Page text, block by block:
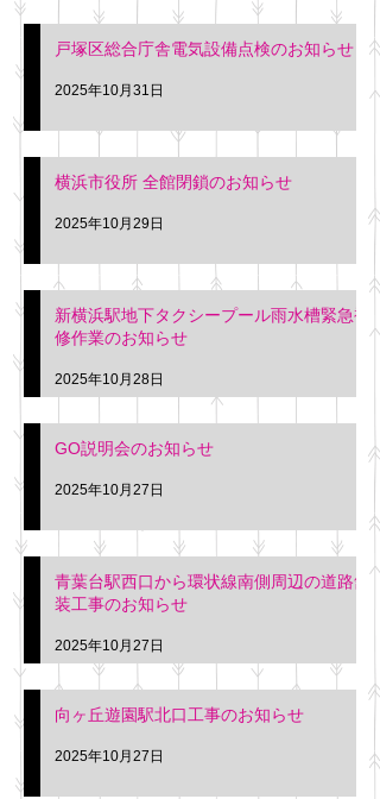
戸塚区総合庁舎電気設備点検のお知らせ
2025年10月31日
横浜市役所 全館閉鎖のお知らせ
2025年10月29日
新横浜駅地下タクシープール雨水槽緊急補
修作業のお知らせ
2025年10月28日
GO説明会のお知らせ
2025年10月27日
青葉台駅西口から環状線南側周辺の道路舗
装工事のお知らせ
2025年10月27日
向ヶ丘遊園駅北口工事のお知らせ
2025年10月27日